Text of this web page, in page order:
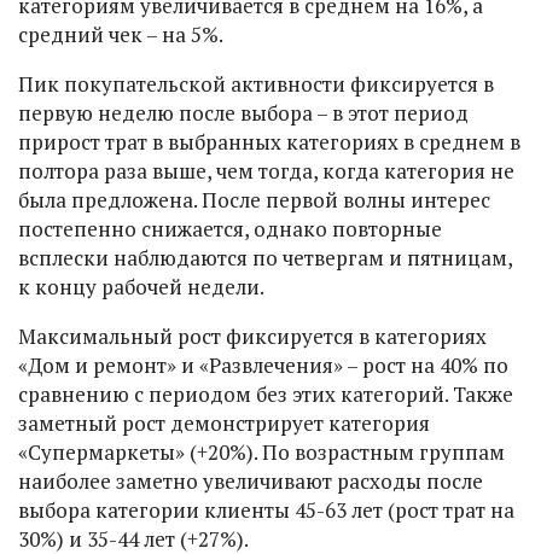
средний чек – на 5%.
Пик покупательской активности фиксируется в
первую неделю после выбора – в этот период
прирост трат в выбранных категориях в среднем в
полтора раза выше, чем тогда, когда категория не
была предложена. После первой волны интерес
постепенно снижается, однако повторные
всплески наблюдаются по четвергам и пятницам,
к концу рабочей недели.
Максимальный рост фиксируется в категориях
«Дом и ремонт» и «Развлечения» – рост на 40% по
сравнению с периодом без этих категорий. Также
заметный рост демонстрирует категория
«Супермаркеты» (+20%). По возрастным группам
наиболее заметно увеличивают расходы после
выбора категории клиенты 45-63 лет (рост трат на
30%) и 35-44 лет (+27%).